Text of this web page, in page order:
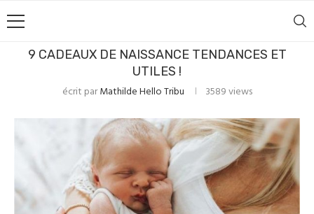
9 CADEAUX DE NAISSANCE TENDANCES ET
UTILES !
écrit parMathilde Hello Tribu 3589views